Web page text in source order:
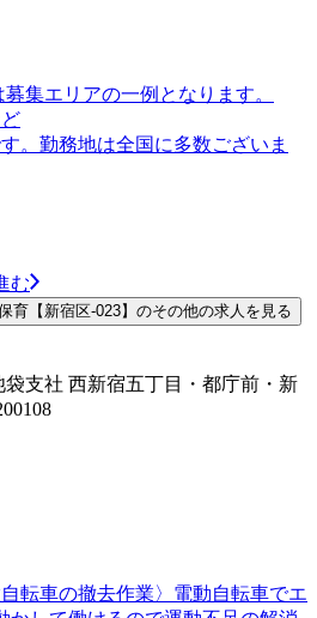
集エリアの一例となります。
。勤務地は全国に多数ございま
む
育【新宿区-023】のその他の求人を見る
支社 西新宿五丁目・都庁前・新
転車の撤去作業〉電動自転車でエ